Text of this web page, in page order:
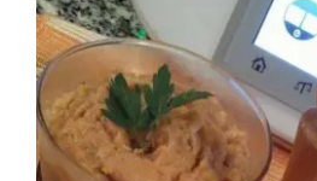
Loja
Blog
Contactos